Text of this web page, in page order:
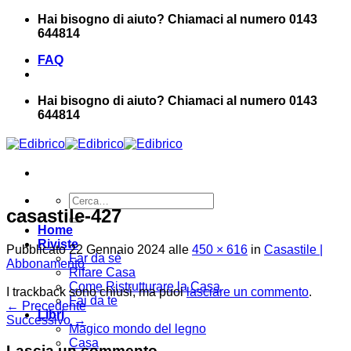
Salta
Hai bisogno di aiuto? Chiamaci al numero 0143
644814
FAQ
Hai bisogno di aiuto? Chiamaci al numero 0143
644814
Cerca:
Home
Riviste
Far da sé
Rifare Casa
Come Ristrutturare la Casa
Fai da te
Libri
Magico mondo del legno
Casa
casastile-427
Pubblicato22 Gennaio 2024 alle 450 × 616 in Casastile |
Abbonamento
I trackback sono chiusi, ma puoilasciare un commento.
← Precedente
Successivo →